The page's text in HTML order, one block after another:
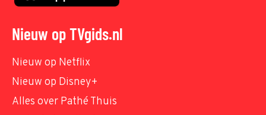
Nieuw op TVgids.nl
Nieuw op Netflix
Nieuw op Disney+
Alles over Pathé Thuis